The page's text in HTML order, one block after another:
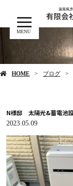
MENU
HOME ブログ
N様邸 太陽光&蓄電池
2023.05.09